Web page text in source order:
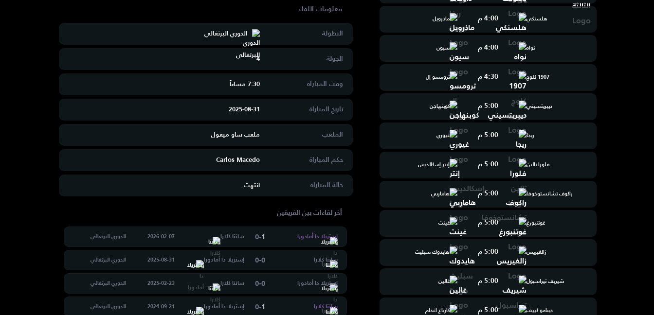
هلسنكي 4:00 م ماذرويل
نواه 4:00 م سيون
1907 كلوج 4:30 م ترومسو إل
ديبريتسيني 5:00 م كوبنهاجن
ريجا 5:00 م غيوري
فلورا تالين 5:00 م إنتر إسكالديس
راكوف تشانستوخوفا 5:00 م هاماربي
غوتنبورغ 5:00 م غينت
زالغيريس 5:00 م هايدوك سبليت
شيريف تيراسبول 5:00 م غالين
دينامو كييف 5:00 م كارباغ اغدام
البطولة الدوري البرتغالي
الجولة 4
وقت المباراة 7:30 مساءاََ
تاريخ المباراة 2025-08-31
الملعب ملعب ساو ميغول
حكم المباراة Carlos Macedo
حالة المباراة انتهت
أخر لقاءات بين الفريقين
إستريلا دا أمادورا 1
-
0 سانتا كلارا 2026-02-07 الدوري البرتغالي
سانتا كلارا 0
-
0 إستريلا دا أمادورا 2025-08-31 الدوري البرتغالي
إستريلا دا أمادورا 0
-
0 سانتا كلارا 2025-02-23 الدوري البرتغالي
سانتا كلارا 1
-
0 إستريلا دا أمادورا 2024-09-21 الدوري البرتغالي